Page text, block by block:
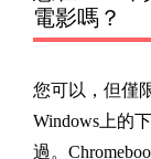
電影嗎？
您可以，但僅
Windows上的
過。